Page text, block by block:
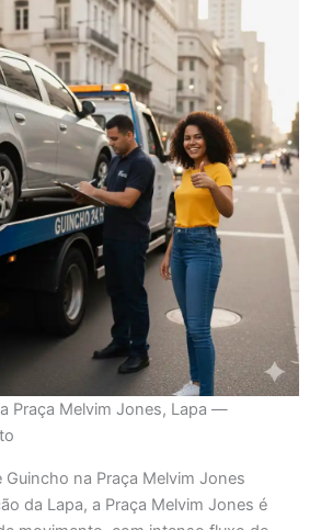
Praça Melvim Jones, Lapa —
Guincho na Praça Melvim Jones
da Lapa, a Praça Melvim Jones é